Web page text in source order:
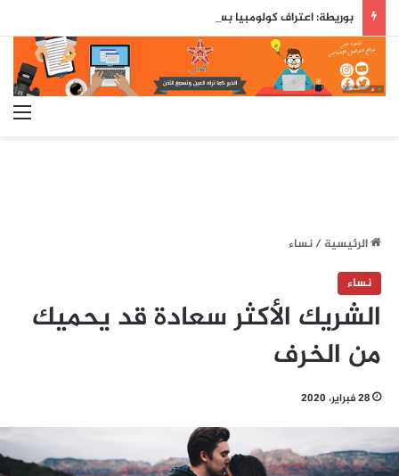
الرئيسية/نساء
نساء
الشريك الأكثر سعادة قد يحميك
من الخرف
28 فبراير، 2020